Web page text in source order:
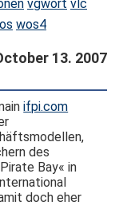
vgwort vlc
wos4
13. 2007
ifpi.com
des
Bay« in
doch eher